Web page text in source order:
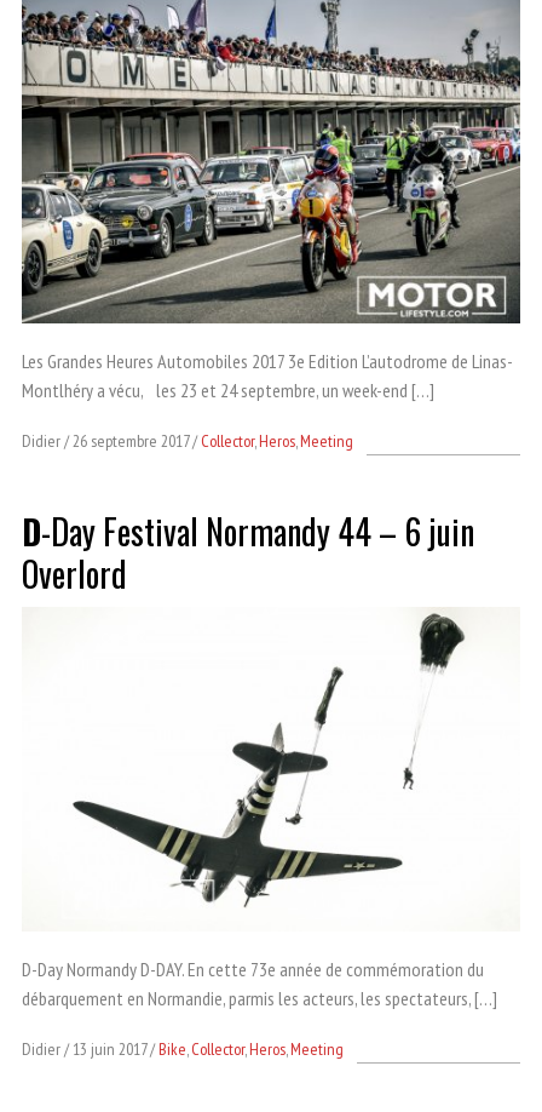
Les Grandes Heures Automobiles 2017 3e Edition L’autodrome de Linas-
Montlhéry a vécu, les 23 et 24 septembre, un week-end […]
Didier 26 septembre 2017 Collector,Heros,Meeting
D-Day Festival Normandy 44 – 6 juin
Overlord
D-Day Normandy D-DAY. En cette 73e année de commémoration du
débarquement en Normandie, parmis les acteurs, les spectateurs, […]
Didier 13 juin 2017 Bike,Collector,Heros,Meeting